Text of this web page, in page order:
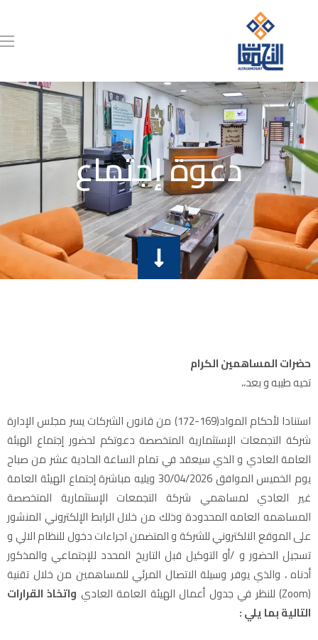
دعوة إجتماع
حضرات المساهمين الكرام
تحيه طيبه و بعد،،
استنادا لأحكام المواد(169-172) من قانون الشركات يسر مجلس الإدارة
شركة التجمعات الإستثمارية المتخصصة دعوتكم لحضور إجتماع الهيئة
العامة العادي و الذي سيعقد في تمام الساعة الحادية عشر من صباح
يوم الخميس الموافق 30/04/2026 ويليه مباشرة إجتماع الهيئة العامة
غير العادي لمساهمي شركة التجمعات الإستثمارية المتخصصة
المساهمه العامه المحدودة وذلك من خلال الرابط الإلكتروني المنشور
على الموقع الالكتروني للشركة و المتضمن اجراءات دخول للنظام الالي و
تسجيل الحضور و /أو التوكيل قبل التاريخ المحدد للإجتماعي والمذكور
أدناه ، والذي يوفر وسيلة الاتصال المرئي للمساهمين من خلال تقنية
(zoom) للنظر في جدول أعمال الهيئة العامة العادي
واتخاذ القرارات
التالية بما يلي :